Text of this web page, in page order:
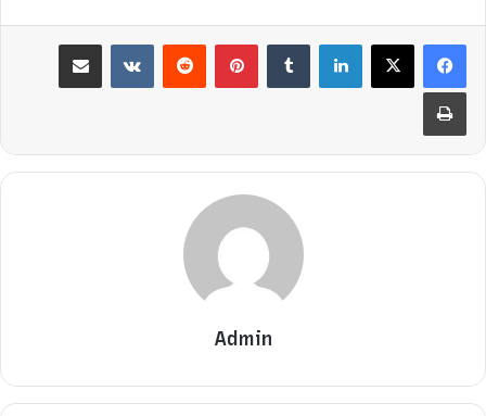
لينكدإن بينتيريست مشاركة عبر البريد
طباعة
Admin